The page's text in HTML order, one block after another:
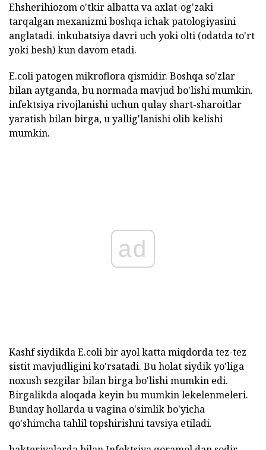
Ehsherihiozom o'tkir albatta va axlat-og'zaki
tarqalgan mexanizmi boshqa ichak patologiyasini
anglatadi. inkubatsiya davri uch yoki olti (odatda to'rt
yoki besh) kun davom etadi.
E.coli patogen mikroflora qismidir. Boshqa so'zlar
bilan aytganda, bu normada mavjud bo'lishi mumkin.
infektsiya rivojlanishi uchun qulay shart-sharoitlar
yaratish bilan birga, u yallig'lanishi olib kelishi
mumkin.
ad
Kashf siydikda E.coli bir ayol katta miqdorda tez-tez
sistit mavjudligini ko'rsatadi. Bu holat siydik yo'liga
noxush sezgilar bilan birga bo'lishi mumkin edi.
Birgalikda aloqada keyin bu mumkin lekelenmeleri.
Bunday hollarda u vagina o'simlik bo'yicha
qo'shimcha tahlil topshirishni tavsiya etiladi.